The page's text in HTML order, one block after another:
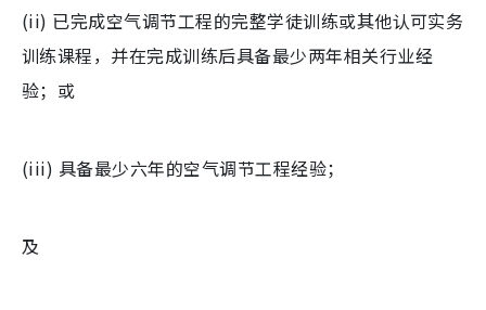
(ii) 已完成空气调节工程的完整学徒训练或其他认可实务
训练课程，并在完成训练后具备最少两年相关行业经
验；或
(iii) 具备最少六年的空气调节工程经验；
及